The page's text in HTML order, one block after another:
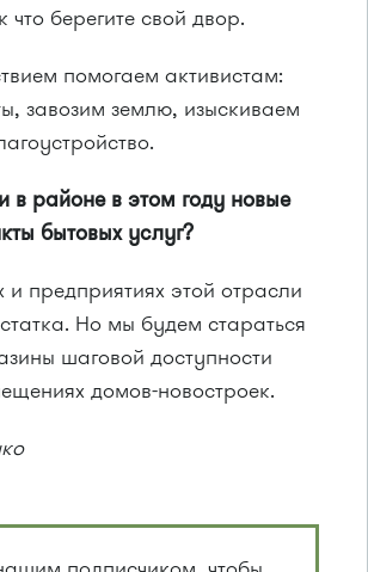
берегите свой двор.
помогаем активистам:
завозим землю, изыскиваем
в районе в этом году новые
бытовых услуг?
предприятиях этой отрасли
Но мы будем стараться
шаговой доступности
домов-новостроек.